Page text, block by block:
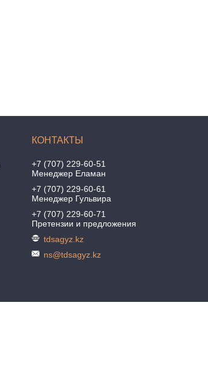
+7 (707) 229-60-51
Менеджер Еламан
+7 (707) 229-60-61
Менеджер Гульвира
+7 (707) 229-60-71
Претензии и предложения
tdsagyz.kz
ns@tdsagyz.kz